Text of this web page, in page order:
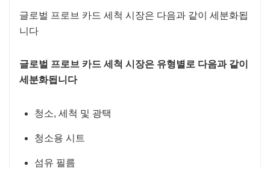
글로벌 프로브 카드 세척 시장은 다음과 같이 세분화됩
니다
글로벌 프로브 카드 세척 시장은 유형별로 다음과 같이
세분화됩니다
청소, 세척 및 광택
청소용 시트
섬유 필름